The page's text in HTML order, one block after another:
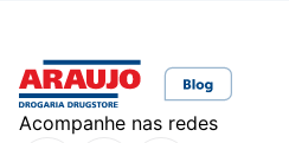
Acompanhe nas redes